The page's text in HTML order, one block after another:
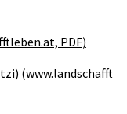
PDF)
(www.landschafft